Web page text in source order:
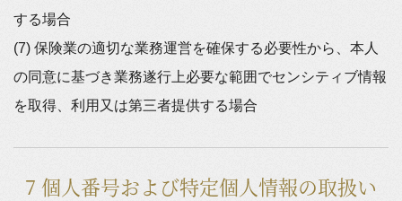
する場合
(7) 保険業の適切な業務運営を確保する必要性から、本人
の同意に基づき業務遂行上必要な範囲でセンシティブ情報
を取得、利用又は第三者提供する場合
7 個人番号および特定個人情報の取扱い